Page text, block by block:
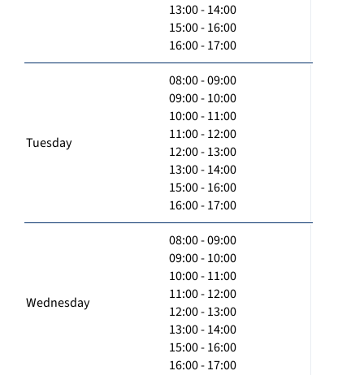
13:00 - 14:00
15:00 - 16:00
16:00 - 17:00
Tuesday
08:00 - 09:00
09:00 - 10:00
10:00 - 11:00
11:00 - 12:00
12:00 - 13:00
13:00 - 14:00
15:00 - 16:00
16:00 - 17:00
Wednesday
08:00 - 09:00
09:00 - 10:00
10:00 - 11:00
11:00 - 12:00
12:00 - 13:00
13:00 - 14:00
15:00 - 16:00
16:00 - 17:00